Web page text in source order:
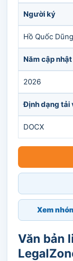
Người ký
Hồ Quốc Dũng
Năm cập nhật
2026
Định dạng tải
DOCX
Xem
Văn bản